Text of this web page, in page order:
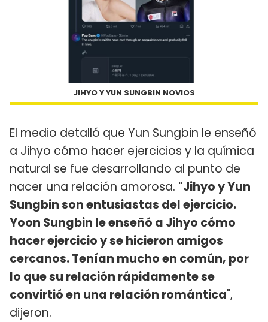
JIHYO Y YUN SUNGBIN NOVIOS
El medio detalló que Yun Sungbin le enseñó
a Jihyo cómo hacer ejercicios y la química
natural se fue desarrollando al punto de
nacer una relación amorosa. "Jihyo y Yun
Sungbin son entusiastas del ejercicio.
Yoon Sungbin le enseñó a Jihyo cómo
hacer ejercicio y se hicieron amigos
cercanos. Tenían mucho en común, por
lo que su relación rápidamente se
convirtió en una relación romántica",
dijeron.